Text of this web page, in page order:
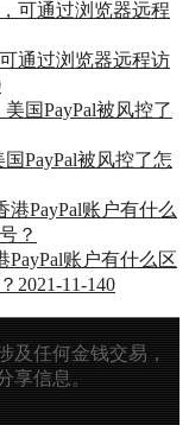
通过浏览器远程访
PayPal被风控了怎
PayPal账户有什么区
2021-11-140
及任何金钱交易，
享信息。